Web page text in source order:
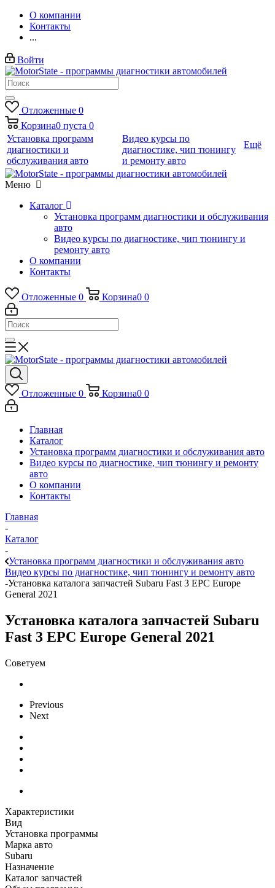
О компании
Контакты
...
Войти
Отложенные 0
Корзина0 пуста 0
Установка программ
диагностики и
обслуживания авто
Видео курсы по
диагностике, чип тюнингу
и ремонту авто
Ещё
Меню
Каталог
Установка программ диагностики и обслуживания
авто
Видео курсы по диагностике, чип тюнингу и
ремонту авто
О компании
Контакты
Отложенные 0 Корзина0 0
Отложенные 0 Корзина0 0
Главная
Каталог
Установка программ диагностики и обслуживания авто
Видео курсы по диагностике, чип тюнингу и ремонту
авто
О компании
Контакты
Главная
-
Каталог
-
Установка программ диагностики и обслуживания авто
Видео курсы по диагностике, чип тюнингу и ремонту авто
-Установка каталога запчастей Subaru Fast 3 EPC Europe
General 2021
Установка каталога запчастей Subaru
Fast 3 EPC Europe General 2021
Советуем
Previous
Next
Характеристики
Вид
Установка программы
Марка авто
Subaru
Назначение
Каталог запчастей